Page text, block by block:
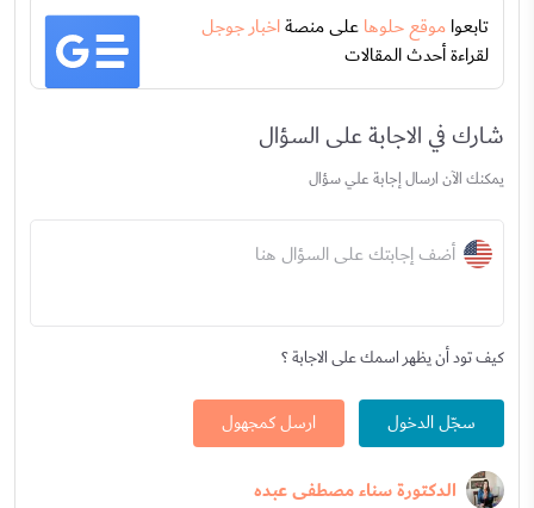
تابعواموقع حلوهاعلى منصةاخبار جوجل
لقراءة أحدث المقالات
شارك في الاجابة على السؤال
يمكنك الآن ارسال إجابة علي سؤال
أضف إجابتك على السؤال هنا
كيف تود أن يظهر اسمك على الاجابة ؟
سجّل الدخول ارسل كمجهول
الدكتورة سناء مصطفى عبده